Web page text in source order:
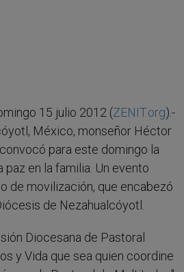
15 julio 2012 (ZENIT.org).-
México, monseñor Héctor
para este domingo la
paz en la familia. Un evento
de movilización, que encabezó
de Nezahualcóyotl.
Diocesana de Pastoral
y Vida que sea quien coordine